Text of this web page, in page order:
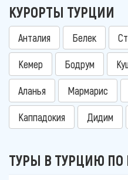
КУРОРТЫ ТУРЦИИ
Анталия Белек
Кемер Бодрум
Аланья Мармарис
Каппадокия Дидим
ТУРЫ В ТУРЦИЮ